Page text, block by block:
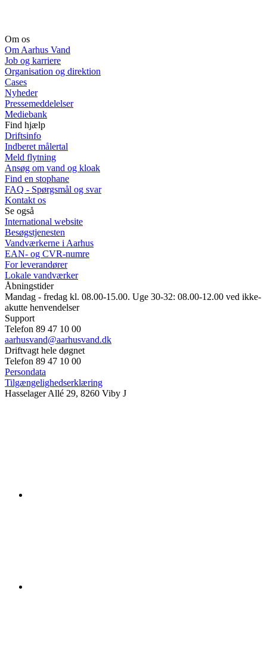
Om os
Om Aarhus Vand
Job og karriere
Organisation og direktion
Cases
Nyheder
Pressemeddelelser
Mediebank
Find hjælp
Driftsinfo
Indberet målertal
Meld flytning
Ansøg om vand og kloak
Find en stophane
FAQ - Spørgsmål og svar
Kontakt os
Se også
International website
Besøgstjenesten
Vandværkerne i Aarhus
EAN- og CVR-numre
For leverandører
Lokale vandværker
Åbningstider
Mandag - fredag kl. 08.00-15.00. Uge 30-32: 08.00-12.00 ved ikke-
akutte henvendelser
Support
Telefon 89 47 10 00
aarhusvand@aarhusvand.dk
Driftvagt hele døgnet
Telefon 89 47 10 00
Persondata
Tilgængelighedserklæring
Hasselager Allé 29, 8260 Viby J